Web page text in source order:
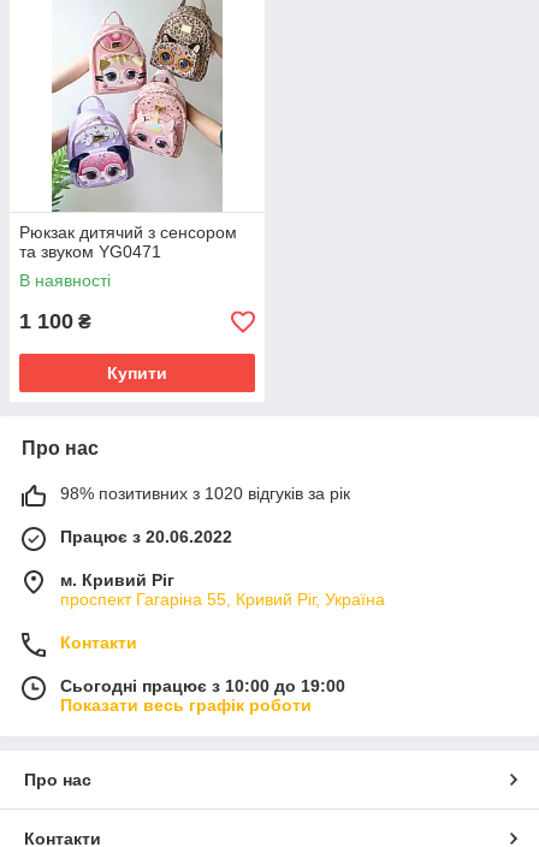
Рюкзак дитячий з сенсором
та звуком YG0471
В наявності
1 100 ₴
Купити
Про нас
98% позитивних з 1020 відгуків за рік
Працює з 20.06.2022
м. Кривий Ріг
проспект Гагаріна 55, Кривий Ріг, Україна
Контакти
Сьогодні працює з 10:00 до 19:00
Показати весь графік роботи
Про нас
Контакти